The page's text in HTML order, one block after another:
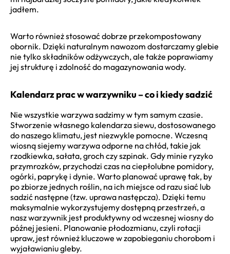
jadłem.
Warto również stosować dobrze przekompostowany
obornik. Dzięki naturalnym nawozom dostarczamy glebie
nie tylko składników odżywczych, ale także poprawiamy
jej strukturę i zdolność do magazynowania wody.
Kalendarz prac w warzywniku – co i kiedy sadzić
Nie wszystkie warzywa sadzimy w tym samym czasie.
Stworzenie własnego kalendarza siewu, dostosowanego
do naszego klimatu, jest niezwykle pomocne. Wczesną
wiosną siejemy warzywa odporne na chłód, takie jak
rzodkiewka, sałata, groch czy szpinak. Gdy minie ryzyko
przymrozków, przychodzi czas na ciepłolubne pomidory,
ogórki, paprykę i dynie. Warto planować uprawę tak, by
po zbiorze jednych roślin, na ich miejsce od razu siać lub
sadzić następne (tzw. uprawa następcza). Dzięki temu
maksymalnie wykorzystujemy dostępną przestrzeń, a
nasz warzywnik jest produktywny od wczesnej wiosny do
późnej jesieni. Planowanie płodozmianu, czyli rotacji
upraw, jest również kluczowe w zapobieganiu chorobom i
wyjaławianiu gleby.